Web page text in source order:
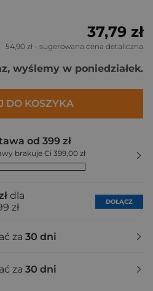
37,79 zł
54,90 zł - sugerowana cena detaliczna
wyślemy w poniedziałek.
DO KOSZYKA
od 399 zł
brakuje Ci 399,00 zł
dla
zł
DOŁĄCZ
za 30 dni
za 30 dni